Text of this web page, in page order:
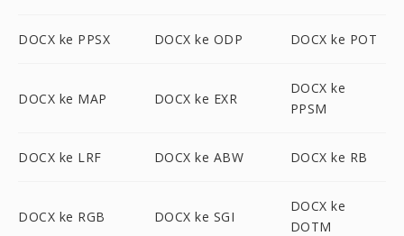
DOCX ke PPSX DOCX ke ODP DOCX ke POT
DOCX ke MAP DOCX ke EXR
DOCX ke
PPSM
DOCX ke LRF DOCX ke ABW DOCX ke RB
DOCX ke RGB DOCX ke SGI
DOCX ke
DOTM